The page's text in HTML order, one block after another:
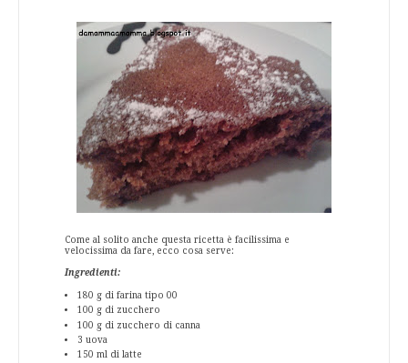
Come al solito anche questa ricetta è facilissima e
velocissima da fare, ecco cosa serve:
Ingredienti:
180 g di farina tipo 00
100 g di zucchero
100 g di zucchero di canna
3 uova
150 ml di latte